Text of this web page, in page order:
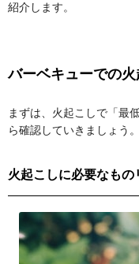
紹介します。
バーベキューでの
まずは、火起こしで「最
ら確認していきましょう。
火起こしに必要なもの